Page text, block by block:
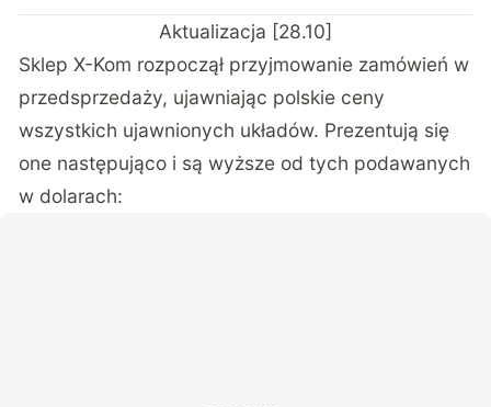
Aktualizacja [28.10]
Sklep X-Kom rozpoczął przyjmowanie zamówień w
przedsprzedaży, ujawniając polskie ceny
wszystkich ujawnionych układów. Prezentują się
one następująco i są wyższe od tych podawanych
w dolarach: